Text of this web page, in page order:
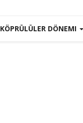
KÖPRÜLÜLER DÖNEMI